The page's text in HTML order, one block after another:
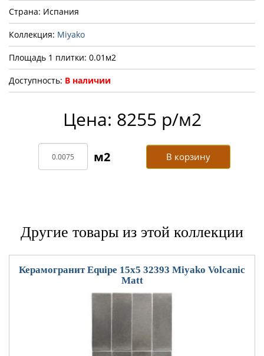
Страна: Испания
Коллекция: Miyako
Площадь 1 плитки: 0.01м2
Доступность: В наличии
Цена: 8255 р/м2
В корзину
Другие товары из этой коллекции
Керамогранит Equipe 15x5 32393 Miyako Volcanic
Matt